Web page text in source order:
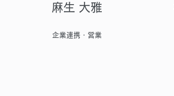
麻生 大雅
企業連携・営業